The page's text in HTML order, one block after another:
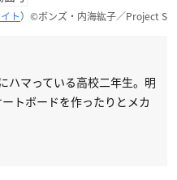
ト）©ボンズ・内海紘子／Project S
ハマっている高校二年生。明
トボードを作ったりとメカ